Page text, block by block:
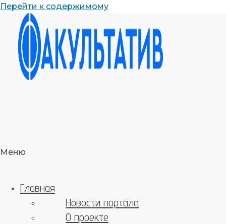
Перейти к содержимому
Меню
Главная
Новости портала
О проекте